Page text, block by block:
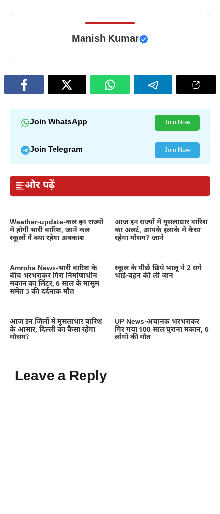
Manish Kumar
Join WhatsApp Join Now
Join Telegram Join Now
और पढ़ें
Weather-update-कल इन राज्यों
में होगी भारी बारिश, जानें कल
स्कूलों में क्या रहेगा अवकाश
आज इन राज्यों में मूसलाधार बारिश
का अलर्ट, आपके इलाके में कैसा
रहेगा मौसम? जाने
Amroha News-भारी बारिश के
बीच भरभराकर गिरा निर्माणाधीन
मकान का लिंटर, 6 साल के मासूम
समेत 3 की दर्दनाक मौत
स्कूल के पीछे छिपे भालू ने 2 सगे
भाई-बहन की ली जान
आज इन जिलों में मूसलाधार बारिश
के आसार, दिल्ली का कैसा रहेगा
मौसम?
UP News-अचानक भरभराकर
गिर गया 100 साल पुराना मकान, 6
लोगों की मौत
Leave a Reply